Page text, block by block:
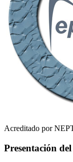
Acreditado por
Presentación